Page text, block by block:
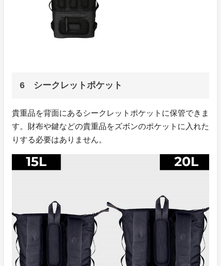
6 シークレットポケット
貴重品を背面にあるシークレットポケットに保管できま
す。財布や鍵などの貴重品をズボンのポケットに入れた
りする必要はありません。